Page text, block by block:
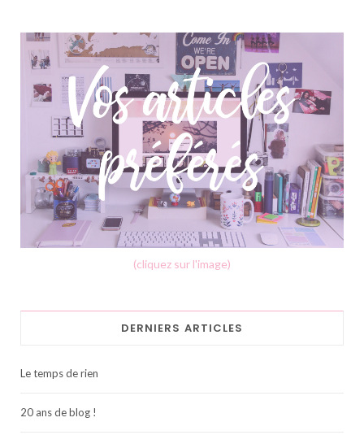
(cliquez sur l'image)
DERNIERS ARTICLES
Le temps de rien
20 ans de blog !